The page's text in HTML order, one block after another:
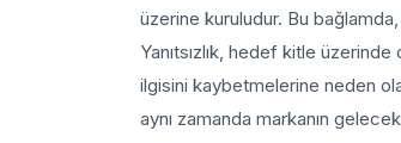
üzerine kuruludur. Bu
Yanıtsızlık, hedef kitle
ilgisini kaybetmelerine neden
aynı zamanda markanın